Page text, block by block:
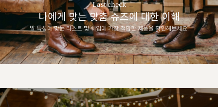
Last check
나에게 맞는 맞춤 슈즈에 대한 이해
발 특성에 맞는 라스트 및 쉐입에 가장 적합한 제품을 확인해보세요.